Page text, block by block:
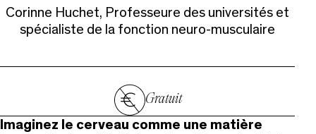
Corinne Huchet, Professeure des universités et
spécialiste de la fonction neuro-musculaire
Gratuit
Imaginez le cerveau comme une matière